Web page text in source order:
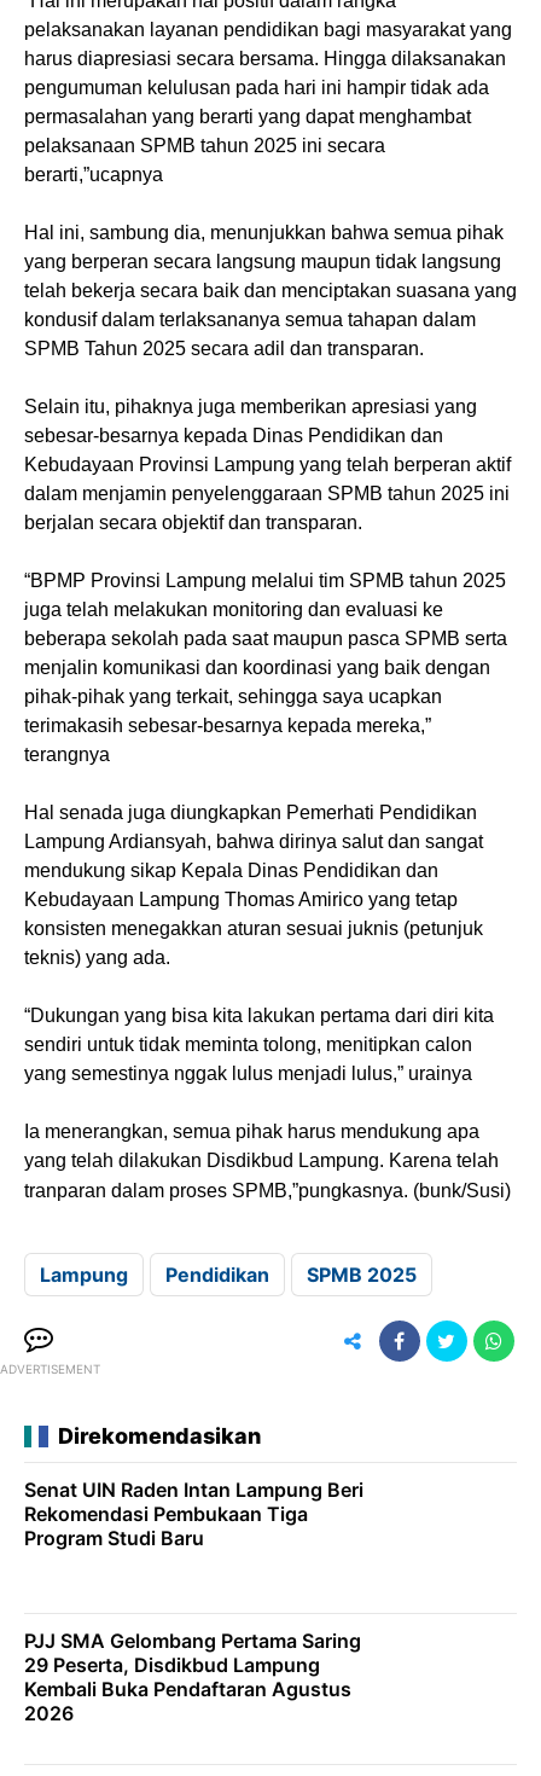
pelaksanakan layanan pendidikan bagi masyarakat yang
harus diapresiasi secara bersama. Hingga dilaksanakan
pengumuman kelulusan pada hari ini hampir tidak ada
permasalahan yang berarti yang dapat menghambat
pelaksanaan SPMB tahun 2025 ini secara
berarti,”ucapnya
Hal ini, sambung dia, menunjukkan bahwa semua pihak
yang berperan secara langsung maupun tidak langsung
telah bekerja secara baik dan menciptakan suasana yang
kondusif dalam terlaksananya semua tahapan dalam
SPMB Tahun 2025 secara adil dan transparan.
Selain itu, pihaknya juga memberikan apresiasi yang
sebesar-besarnya kepada Dinas Pendidikan dan
Kebudayaan Provinsi Lampung yang telah berperan aktif
dalam menjamin penyelenggaraan SPMB tahun 2025 ini
berjalan secara objektif dan transparan.
“BPMP Provinsi Lampung melalui tim SPMB tahun 2025
juga telah melakukan monitoring dan evaluasi ke
beberapa sekolah pada saat maupun pasca SPMB serta
menjalin komunikasi dan koordinasi yang baik dengan
pihak-pihak yang terkait, sehingga saya ucapkan
terimakasih sebesar-besarnya kepada mereka,”
terangnya
Hal senada juga diungkapkan Pemerhati Pendidikan
Lampung Ardiansyah, bahwa dirinya salut dan sangat
mendukung sikap Kepala Dinas Pendidikan dan
Kebudayaan Lampung Thomas Amirico yang tetap
konsisten menegakkan aturan sesuai juknis (petunjuk
teknis) yang ada.
“Dukungan yang bisa kita lakukan pertama dari diri kita
sendiri untuk tidak meminta tolong, menitipkan calon
yang semestinya nggak lulus menjadi lulus,” urainya
Ia menerangkan, semua pihak harus mendukung apa
yang telah dilakukan Disdikbud Lampung. Karena telah
tranparan dalam proses SPMB,”pungkasnya. (bunk/Susi)
Lampung Pendidikan SPMB 2025
ADVERTISEMENT
Direkomendasikan
Senat UIN Raden Intan Lampung Beri
Rekomendasi Pembukaan Tiga
Program Studi Baru
PJJ SMA Gelombang Pertama Saring
29 Peserta, Disdikbud Lampung
Kembali Buka Pendaftaran Agustus
2026